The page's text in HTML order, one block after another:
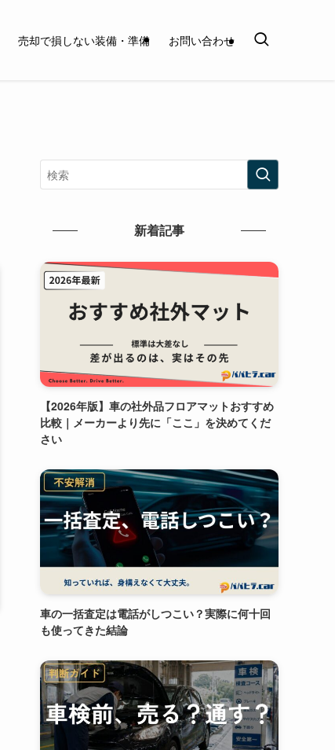
売却で損しない装備・準備 お問い合わせ
新着記事
【2026年版】車の社外品フロアマットおすすめ
比較｜メーカーより先に「ここ」を決めてくだ
さい
車の一括査定は電話がしつこい？実際に何十回
も使ってきた結論